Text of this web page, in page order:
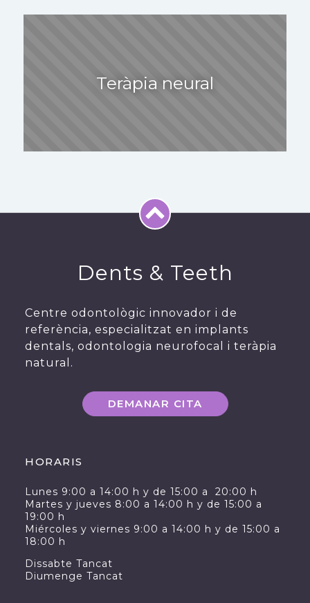
Teràpia neural
Dents & Teeth
Centre odontològic innovador i de
referència, especialitzat en implants
dentals, odontologia neurofocal i teràpia
natural.
DEMANAR CITA
HORARIS
Lunes 9:00 a 14:00 h y de 15:00 a 20:00 h
Martes y jueves 8:00 a 14:00 h y de 15:00 a
19:00 h
Miércoles y viernes 9:00 a 14:00 h y de 15:00 a
18:00 h
Dissabte Tancat
Diumenge Tancat